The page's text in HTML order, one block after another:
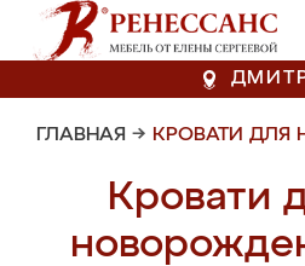
ГЛАВНАЯ → КРОВАТИ ДЛЯ
Кровати